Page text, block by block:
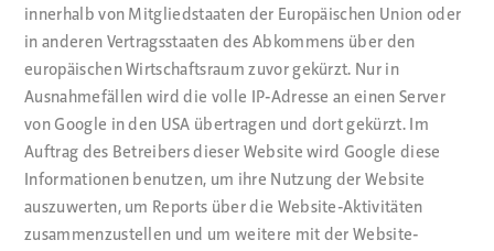
innerhalb von Mitgliedstaaten der Europäischen Union oder
in anderen Vertragsstaaten des Abkommens über den
europäischen Wirtschaftsraum zuvor gekürzt. Nur in
Ausnahmefällen wird die volle IP-Adresse an einen Server
von Google in den USA übertragen und dort gekürzt. Im
Auftrag des Betreibers dieser Website wird Google diese
Informationen benutzen, um ihre Nutzung der Website
auszuwerten, um Reports über die Website-Aktivitäten
zusammenzustellen und um weitere mit der Website-